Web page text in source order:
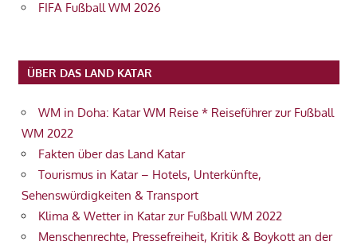
FIFA Fußball WM 2026
ÜBER DAS LAND KATAR
WM in Doha: Katar WM Reise * Reiseführer zur Fußball
WM 2022
Fakten über das Land Katar
Tourismus in Katar – Hotels, Unterkünfte,
Sehenswürdigkeiten & Transport
Klima & Wetter in Katar zur Fußball WM 2022
Menschenrechte, Pressefreiheit, Kritik & Boykott an der